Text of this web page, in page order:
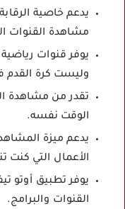
يدعم خاصية
مشاهدة القنوات
يوفر قنوات
وليست كرة القدم
تقدر من مشاهدة
الوقت نفسه.
يدعم ميزة
الأعمال التي كنت
يوفر تطبيق أوتو
القنوات والبرامج.